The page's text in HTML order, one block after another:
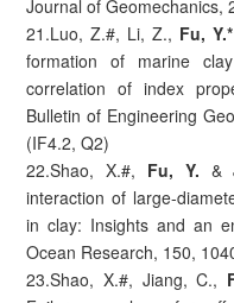
Journal of Geomechanics,
21.Luo, Z.#, Li, Z., Fu, Y.*
formation of marine
correlation of index
Bulletin of Engineering
(IF4.2, Q2)
22.Shao, X.#, Fu, Y. &
interaction of large-
in clay: Insights and an
Ocean Research, 150,
23.Shao, X.#, Jiang, C.,